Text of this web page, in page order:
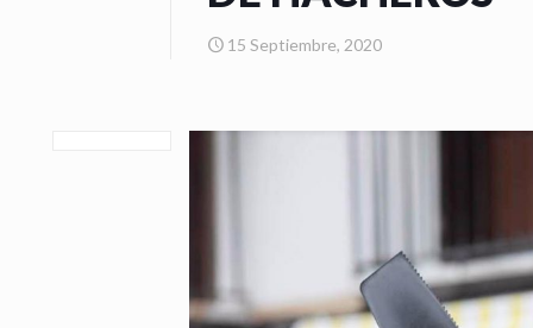
15 Septiembre, 2020